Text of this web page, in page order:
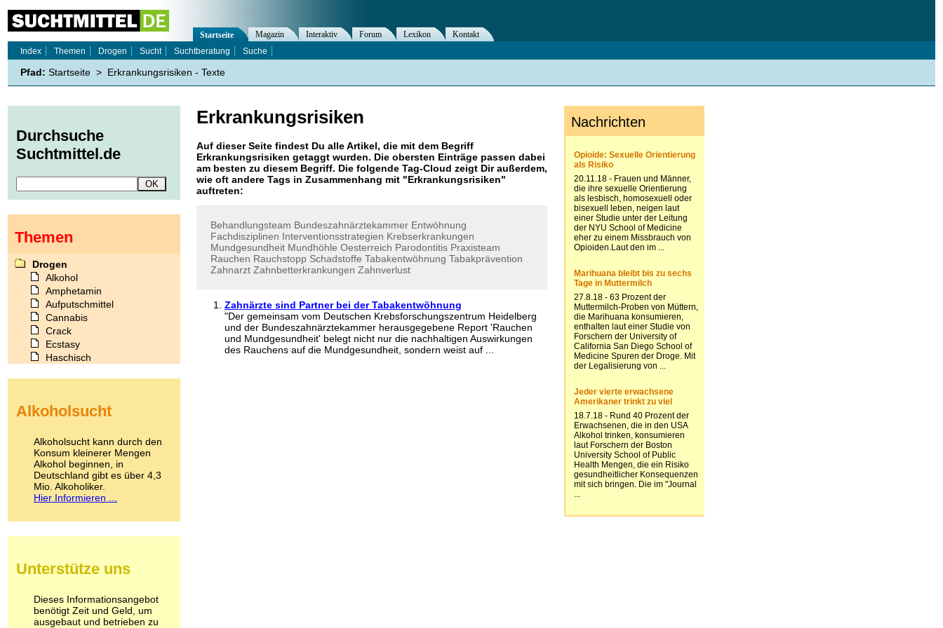
Erkrankungsrisiken
Auf dieser Seite findest Du alle Artikel, die mit dem Begriff
Erkrankungsrisiken getaggt wurden. Die obersten Einträge passen dabei
am besten zu diesem Begriff. Die folgende Tag-Cloud zeigt Dir außerdem,
wie oft andere Tags in Zusammenhang mit "Erkrankungsrisiken"
auftreten:
Behandlungsteam Bundeszahnärztekammer Entwöhnung
Fachdisziplinen Interventionsstrategien Krebserkrankungen
Mundgesundheit Mundhöhle Oesterreich Parodontitis Praxisteam
Rauchen Rauchstopp Schadstoffe Tabakentwöhnung Tabakprävention
Zahnarzt Zahnbetterkrankungen Zahnverlust
Zahnärzte sind Partner bei der Tabakentwöhnung
"Der gemeinsam vom Deutschen Krebsforschungszentrum Heidelberg
und der Bundeszahnärztekammer herausgegebene Report 'Rauchen
und Mundgesundheit' belegt nicht nur die nachhaltigen Auswirkungen
des Rauchens auf die Mundgesundheit, sondern weist auf ...
Startseite Magazin Interaktiv Forum Lexikon
Kontakt
Index
Themen Drogen Sucht Suchtberatung Suche
Pfad: Startseite > Erkrankungsrisiken - Texte
Durchsuche
Suchtmittel.de
Themen
Drogen
Alkohol
Amphetamin
Aufputschmittel
Cannabis
Crack
Ecstasy
Haschisch
Kokain
LSD
Marihuana
Medikamente
Meskalin
Metamphetamin
Methadon
Pilze
Psychopharmaka
Schlafmittel
Schmerzmittel
Alkoholsucht
Alkoholsucht kann durch den
Konsum kleinerer Mengen
Alkohol beginnen, in
Deutschland gibt es über 4,3
Mio. Alkoholiker.
Hier Informieren ...
Unterstütze uns
Dieses Informationsangebot
benötigt Zeit und Geld, um
ausgebaut und betrieben zu